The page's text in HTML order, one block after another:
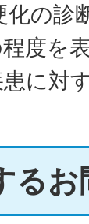
化の診
度を
に対
る